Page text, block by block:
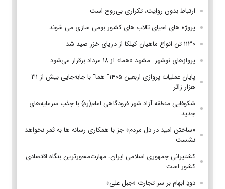
ارتباط بدون روایت، تکراری بی‌روح است
پروژه های احیای تالاب های کشور بومی سازی می شوند
۱۱۳۰ تن انواع ماهیان کیلکا از دریای خزر صید شد
پروازهای نوشهر–مشهد «هما» از ۱۸ مرداد برقرار می‌شود
پایان عملیات پروازی اربعین ۱۴۰۵" هما" با جابه‌جایی بیش از ۳۱
هزار زائر
شکوفایی منطقه آزاد شهر فرودگاهی امام(ره) با جذب سرمایه‌های
جدید
«ساختن امید در دل مردم» جز با همکاری رسانه ها به ثمر نخواهد
نشست
کشتیرانی جمهوری اسلامی ایران، مهارت‌محورترین بنگاه اقتصادی
کشور است
دودِ ابهام بر سر تجارت «جبل علی»